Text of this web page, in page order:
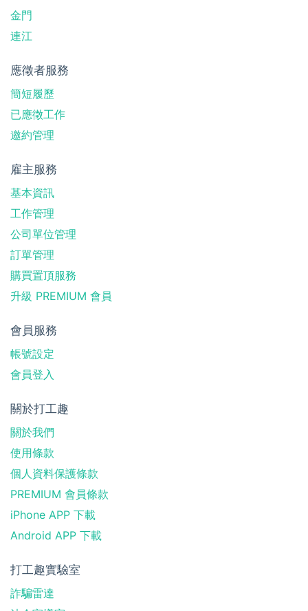
金門
連江
應徵者服務
簡短履歷
已應徵工作
邀約管理
雇主服務
基本資訊
工作管理
公司單位管理
訂單管理
購買置頂服務
升級 PREMIUM 會員
會員服務
帳號設定
會員登入
關於打工趣
關於我們
使用條款
個人資料保護條款
PREMIUM 會員條款
iPhone APP 下載
Android APP 下載
打工趣實驗室
詐騙雷達